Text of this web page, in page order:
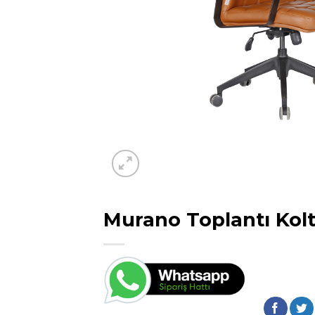
Murano Toplantı